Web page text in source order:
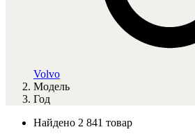
Volvo
Модель
Год
Найдено 2 841 товар